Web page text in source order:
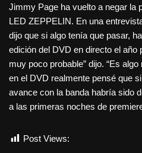
Jimmy Page ha vuelto a negar la
LED ZEPPELIN. En una
dijo que si algo tenía que pasar,
edición del DVD en directo el año
muy poco probable” dijo. “Es
en el DVD realmente pensé que
avance con la banda habría sido
a las primeras noches de
Post Views: